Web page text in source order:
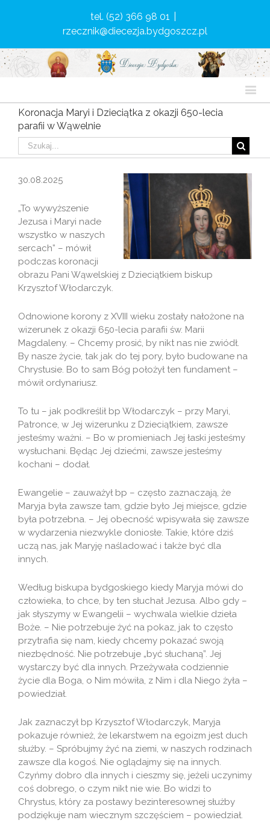
tel. (52) 366 98 01
rzecznik@diecezja.bydgoszcz.pl
Koronacja Maryi i Dzieciątka z okazji 650-lecia
parafii w Wąwelnie
30.08.2025
„To wywyższenie
Jezusa i Maryi nade
wszystko w naszych
sercach” – mówił
podczas koronacji
obrazu Pani Wąwelskiej z Dzieciątkiem biskup
Krzysztof Włodarczyk.
Odnowione korony z XVIII wieku zostały nałożone na
wizerunek z okazji 650-lecia parafii św. Marii
Magdaleny. – Chcemy prosić, by nikt nas nie zwiódł.
By nasze życie, tak jak do tej pory, było budowane na
Chrystusie. Bo to sam Bóg położył ten fundament –
mówił ordynariusz.
To tu – jak podkreślił bp Włodarczyk – przy Maryi,
Patronce, w Jej wizerunku z Dzieciątkiem, zawsze
jesteśmy ważni. – Bo w promieniach Jej łaski jesteśmy
wysłuchani. Będąc Jej dziećmi, zawsze jesteśmy
kochani – dodał.
Ewangelie – zauważył bp – często zaznaczają, że
Maryja była zawsze tam, gdzie było Jej miejsce, gdzie
była potrzebna. – Jej obecność wpisywała się zawsze
w wydarzenia niezwykle doniosłe. Takie, które dziś
uczą nas, jak Maryję naśladować i także być dla
innych.
Według biskupa bydgoskiego kiedy Maryja mówi do
człowieka, to chce, by ten słuchał Jezusa. Albo gdy –
jak słyszymy w Ewangelii – wychwala wielkie dzieła
Boże. – Nie potrzebuje żyć na pokaz, jak to często
przytrafia się nam, kiedy chcemy pokazać swoją
niezbędność. Nie potrzebuje „być słuchaną”. Jej
wystarczy być dla innych. Przeżywała codziennie
życie dla Boga, o Nim mówiła, z Nim i dla Niego żyła –
powiedział.
Jak zaznaczył bp Krzysztof Włodarczyk, Maryja
pokazuje również, że lekarstwem na egoizm jest duch
służby. – Spróbujmy żyć na ziemi, w naszych rodzinach
zawsze dla kogoś. Nie oglądajmy się na innych.
Czyńmy dobro dla innych i cieszmy się, jeżeli uczynimy
coś dobrego, o czym nikt nie wie. Bo widzi to
Chrystus, który za postawy bezinteresownej służby
podziękuje nam wiecznym szczęściem – powiedział.